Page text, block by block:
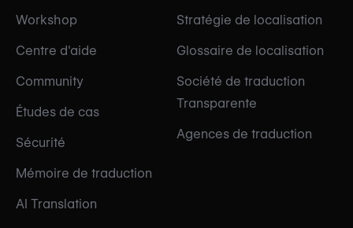
Workshop
Centre d'aide
Community
Études de cas
Sécurité
Mémoire de traduction
AI Translation
Stratégie de localisation
Glossaire de localisation
Société de traduction
Transparente
Agences de traduction